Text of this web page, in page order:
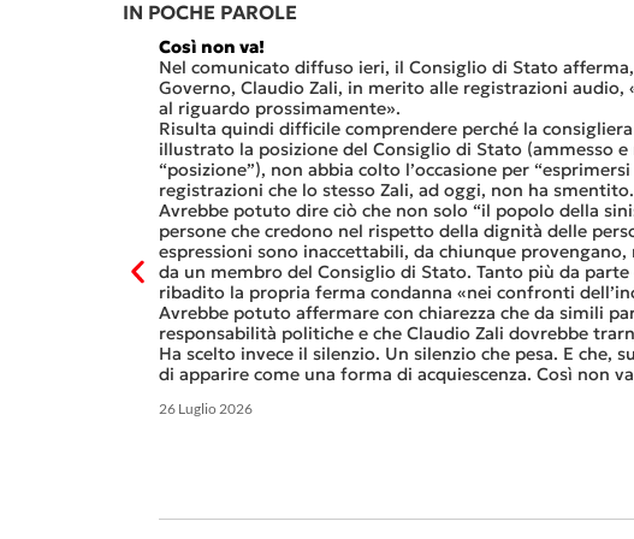
IN POCHE PAROLE
Così non va!
Nel comunicato diffuso ieri, il Consiglio di Stato
Governo, Claudio Zali, in merito alle registrazioni
al riguardo prossimamente».
Risulta quindi difficile comprendere perché la
illustrato la posizione del Consiglio di Stato (ammesso e
“posizione”), non abbia colto l’occasione per
registrazioni che lo stesso Zali, ad oggi, non ha smentito.
Avrebbe potuto dire ciò che non solo “il popolo della
persone che credono nel rispetto della dignità delle
espressioni sono inaccettabili, da chiunque
da un membro del Consiglio di Stato. Tanto più da
ribadito la propria ferma condanna «nei confronti
Avrebbe potuto affermare con chiarezza che da simili
responsabilità politiche e che Claudio Zali dovrebbe
Ha scelto invece il silenzio. Un silenzio che pesa. E che,
di apparire come una forma di acquiescenza. Così non
26 Luglio 2026